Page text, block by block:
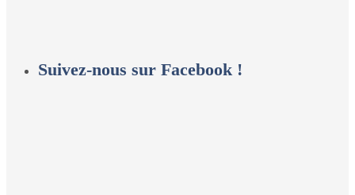
Suivez-nous sur Facebook !